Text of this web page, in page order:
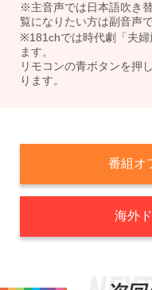
※主音声では日本語吹き
覧になりたい方は副音声
※181chでは時代劇「夫婦
ます。
リモコンの青ボタンを押
ります。
番組オ
海外